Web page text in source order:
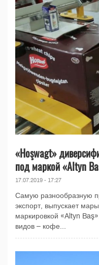
«Hoşwagt»
под маркой «Altyn
17.07.2019 - 17:27
Самую разнообразную
экспорт, выпускает
маркировкой «Altyn
видов – кофе...